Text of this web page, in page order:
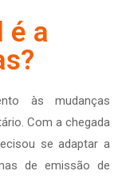
é a
às mudanças
Com a chegada
se adaptar a
de emissão de